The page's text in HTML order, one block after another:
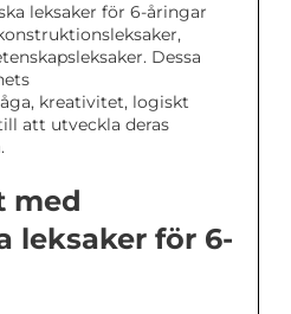
leksaker för 6-åringar
Dessa
kreativitet, logiskt
att utveckla deras
med
leksaker för 6-